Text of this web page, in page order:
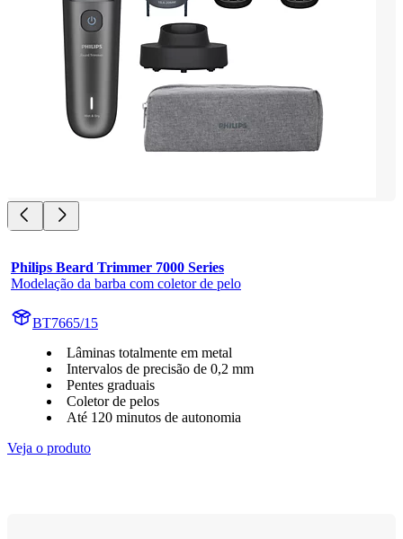
Philips Beard Trimmer 7000 Series
Modelação da barba com coletor de pelo
BT7665/15
Lâminas totalmente em metal
Intervalos de precisão de 0,2 mm
Pentes graduais
Coletor de pelos
Até 120 minutos de autonomia
Veja o produto